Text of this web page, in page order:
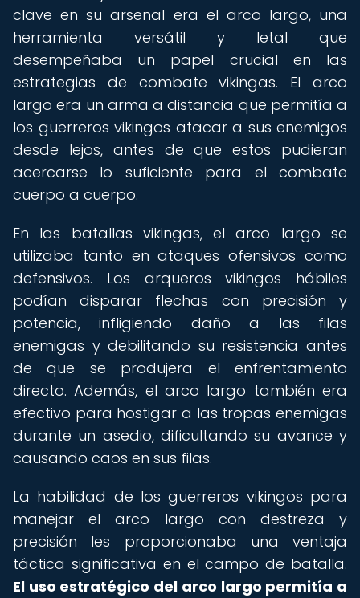
clave en su arsenal era el arco largo, una
herramienta versátil y letal que
desempeñaba un papel crucial en las
estrategias de combate vikingas. El arco
largo era un arma a distancia que permitía a
los guerreros vikingos atacar a sus enemigos
desde lejos, antes de que estos pudieran
acercarse lo suficiente para el combate
cuerpo a cuerpo.
En las batallas vikingas, el arco largo se
utilizaba tanto en ataques ofensivos como
defensivos. Los arqueros vikingos hábiles
podían disparar flechas con precisión y
potencia, infligiendo daño a las filas
enemigas y debilitando su resistencia antes
de que se produjera el enfrentamiento
directo. Además, el arco largo también era
efectivo para hostigar a las tropas enemigas
durante un asedio, dificultando su avance y
causando caos en sus filas.
La habilidad de los guerreros vikingos para
manejar el arco largo con destreza y
precisión les proporcionaba una ventaja
táctica significativa en el campo de batalla.
El uso estratégico del arco largo permitía a